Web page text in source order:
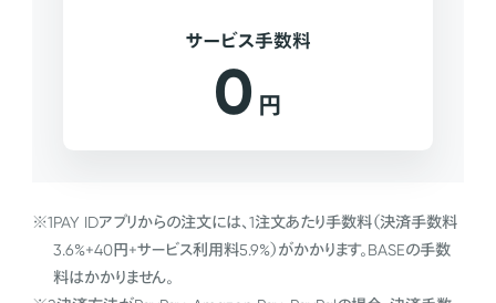
サービス手数料
0 円
※1PAY IDアプリからの注文には、1注文あたり手数料（決済手数料
3.6%+40円+サービス利用料5.9%）がかかります。BASEの手数
料はかかりません。